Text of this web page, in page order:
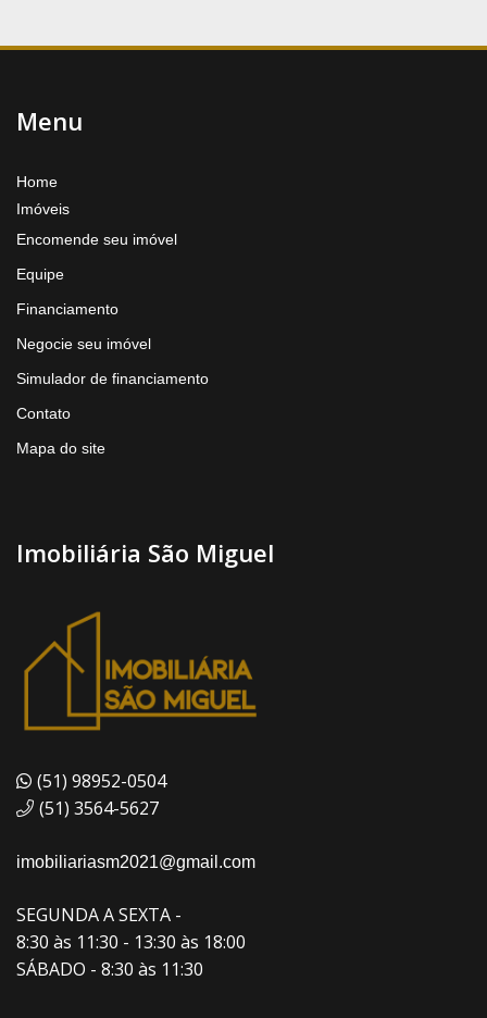
Menu
Home
Imóveis
Encomende seu imóvel
Equipe
Financiamento
Negocie seu imóvel
Simulador de financiamento
Contato
Mapa do site
Imobiliária São Miguel
(51) 98952-0504
(51) 3564-5627
imobiliariasm2021@gmail.com
SEGUNDA A SEXTA -
8:30 às 11:30 - 13:30 às 18:00
SÁBADO - 8:30 às 11:30